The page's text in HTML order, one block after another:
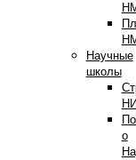
Научные
школы
о